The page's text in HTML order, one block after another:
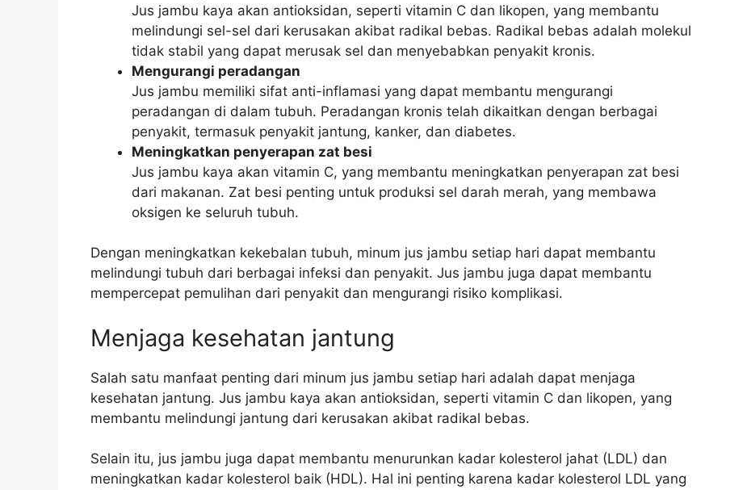
Jus jambu kaya akan antioksidan, seperti vitamin C dan likopen, yang membantu
melindungi sel-sel dari kerusakan akibat radikal bebas. Radikal bebas adalah molekul
tidak stabil yang dapat merusak sel dan menyebabkan penyakit kronis.
Mengurangi peradangan
Jus jambu memiliki sifat anti-inflamasi yang dapat membantu mengurangi
peradangan di dalam tubuh. Peradangan kronis telah dikaitkan dengan berbagai
penyakit, termasuk penyakit jantung, kanker, dan diabetes.
Meningkatkan penyerapan zat besi
Jus jambu kaya akan vitamin C, yang membantu meningkatkan penyerapan zat besi
dari makanan. Zat besi penting untuk produksi sel darah merah, yang membawa
oksigen ke seluruh tubuh.
Dengan meningkatkan kekebalan tubuh, minum jus jambu setiap hari dapat membantu
melindungi tubuh dari berbagai infeksi dan penyakit. Jus jambu juga dapat membantu
mempercepat pemulihan dari penyakit dan mengurangi risiko komplikasi.
Menjaga kesehatan jantung
Salah satu manfaat penting dari minum jus jambu setiap hari adalah dapat menjaga
kesehatan jantung. Jus jambu kaya akan antioksidan, seperti vitamin C dan likopen, yang
membantu melindungi jantung dari kerusakan akibat radikal bebas.
Selain itu, jus jambu juga dapat membantu menurunkan kadar kolesterol jahat (LDL) dan
meningkatkan kadar kolesterol baik (HDL). Hal ini penting karena kadar kolesterol LDL yang